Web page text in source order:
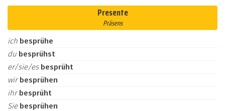
Presente
Präsens
ich besprühe
du besprühst
er/sie/es besprüht
wirbesprühen
ihrbesprüht
Sie besprühen